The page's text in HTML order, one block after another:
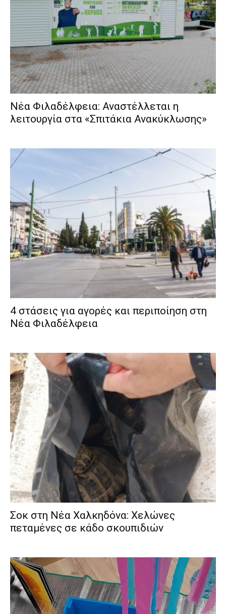
Νέα Φιλαδέλφεια: Αναστέλλεται η
λειτουργία στα «Σπιτάκια Ανακύκλωσης»
4 στάσεις για αγορές και περιποίηση στη
Νέα Φιλαδέλφεια
Σοκ στη Νέα Χαλκηδόνα: Χελώνες
πεταμένες σε κάδο σκουπιδιών